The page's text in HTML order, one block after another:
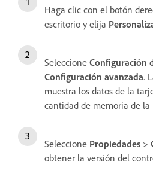
Haga clic con el botón
escritorio y elija
Seleccione Configuración
Configuración avanzada.
muestra los datos de la
cantidad de memoria de la
Seleccione Propiedades >
obtener la versión del